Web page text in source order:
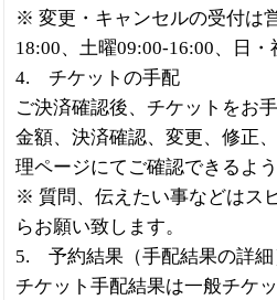
※ 変更・キャンセルの受付は
18:00、土曜09:00-16:00、日
4. チケットの手配
ご決済確認後、チケットをお
金額、決済確認、変更、修正
理ページにてご確認できるよ
※ 質問、伝えたい事などはス
らお願い致します。
5. 予約結果（手配結果の詳細
チケット手配結果は一般チケ